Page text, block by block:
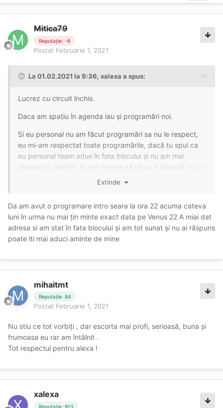
Mitica79
Reputație: -6
Postat Februarie 1, 2021
La 01.02.2021 la 9:36, xalexa a spus:
Lucrez cu circuit închis.
Daca am spațiu în agenda iau și programări noi.
Si eu personal nu am făcut programări sa nu le respect,
eu mi-am respectat toate programările, dacă tu spui ca
eu personal team adus în fata blocului și nu am mai
răspuns la telefon, te rog frumos să vii cu o dovadă nu cu
Extinde
Da am avut o programare intro seara la ora 22 acuma cateva
luni în urma nu mai țin minte exact data pe Venus 22 A miai dat
adresa si am stat în fata blocului și am tot sunat și nu ai răspuns
poate iti mai aduci aminte de mine
mihaitmt
Reputație: 84
Postat Februarie 1, 2021
Nu stiu ce tot vorbiți , dar escorta mai profi, serioasă, buna și
frumoasa eu rar am întâlnit .
Tot respectul pentru alexa !
xalexa
Reputație: 913